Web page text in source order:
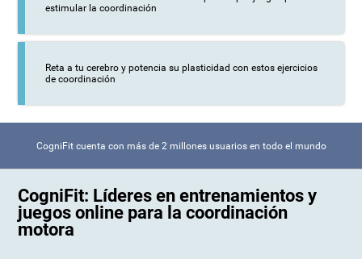
estimular la coordinación
Reta a tu cerebro y potencia su plasticidad con estos ejercicios
de coordinación
CogniFit cuenta con más de 2 millones usuarios en todo el mundo
CogniFit: Líderes en entrenamientos y
juegos online para la coordinación
motora